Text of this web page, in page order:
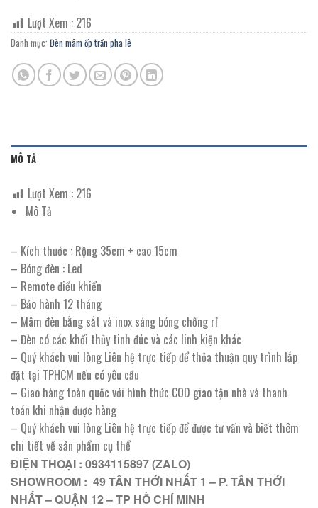
Lượt Xem : 216
Danh mục: Đèn mâm ốp trần pha lê
MÔ TẢ
Lượt Xem : 216
Mô Tả
– Kích thước : Rộng 35cm + cao 15cm
– Bóng đèn : Led
– Remote điều khiển
– Bảo hành 12 tháng
– Mâm đèn bằng sắt và inox sáng bóng chống rỉ
– Đèn có các khối thủy tinh đúc và các linh kiện khác
– Quý khách vui lòng Liên hệ trực tiếp để thỏa thuận quy trình lắp
đặt tại TPHCM nếu có yêu cầu
– Giao hàng toàn quốc với hình thức COD giao tận nhà và thanh
toán khi nhận được hàng
– Quý khách vui lòng Liên hệ trực tiếp để được tư vấn và biết thêm
chi tiết về sản phẩm cụ thể
ĐIỆN THOẠI : 0934115897 (ZALO)
SHOWROOM : 49 TÂN THỚI NHẤT 1 – P. TÂN THỚI
NHẤT – QUẬN 12 – TP HỒ CHÍ MINH